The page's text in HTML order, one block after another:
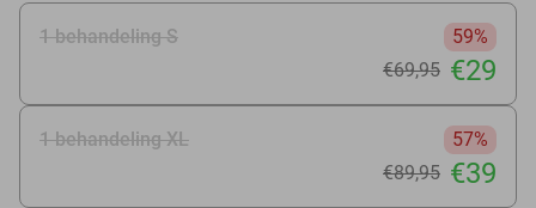
1 behandeling S
59%
€69,95 €29
1 behandeling XL
57%
€89,95 €39